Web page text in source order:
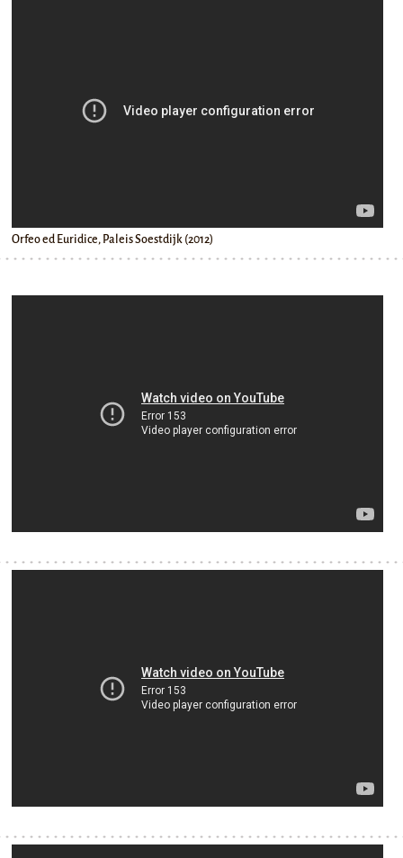
Orfeo ed Euridice, Paleis Soestdijk (2012)